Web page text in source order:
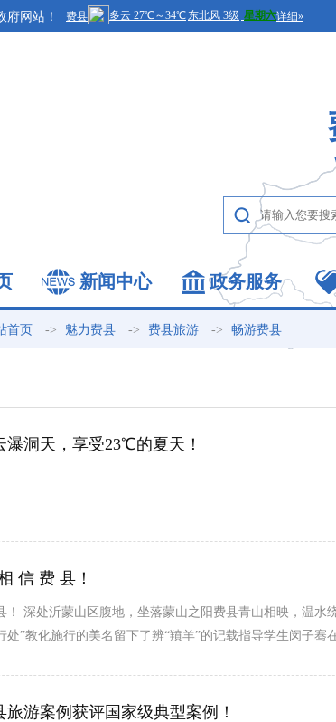
府网站！
新闻中心 政务服务
首页 -> 魅力费县 -> 费县旅游 -> 畅游费县
瀑洞天，享受23℃的夏天！
信 费 县！
！ 深处沂蒙山区腹地，坐落蒙山之阳费县青山相映，温
处”教化施行的美名留下了辨“羵羊”的记载指导学生闵子
游案例获评国家级典型案例！